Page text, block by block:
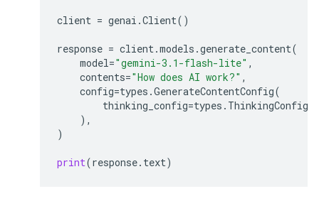
client = genai .Client()
response = client.models .generate_content(
model="gemini-3.1-flash-lite" ,
contents="How does AI work?" ,
config=types .GenerateContentConfig(
thinking_config=types . ThinkingConfig
),
)
print(response. text)